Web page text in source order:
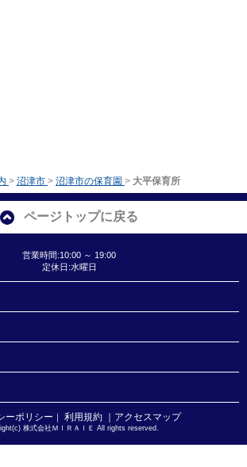
> 沼津市 > 沼津市の保育園 > 大平保育所
ページトップに戻る
営業時間:10:00 ～ 19:00
定休日:水曜日
ーポリシー ｜ 利用規約 ｜アクセスマップ
株式会社ＭＩＲＡＩＥ All rights reserved.